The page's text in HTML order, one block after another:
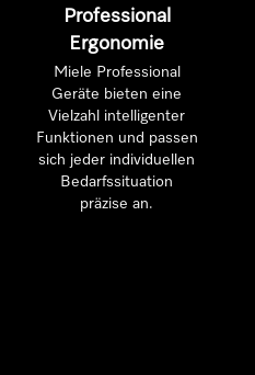
Professional
Ergonomie
Miele Professional
Geräte bieten eine
Vielzahl intelligenter
Funktionen und passen
sich jeder individuellen
Bedarfssituation
präzise an.